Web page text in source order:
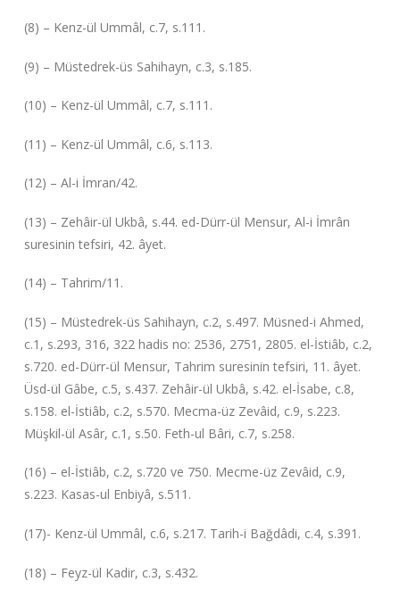
(8) – Kenz-ül Ummâl, c.7, s.111.
(9) – Müstedrek-üs Sahihayn, c.3, s.185.
(10) – Kenz-ül Ummâl, c.7, s.111.
(11) – Kenz-ül Ummâl, c.6, s.113.
(12) – Al-i İmran/42.
(13) – Zehâir-ül Ukbâ, s.44. ed-Dürr-ül Mensur, Al-i İmrân
suresinin tefsiri, 42. âyet.
(14) – Tahrim/11.
(15) – Müstedrek-üs Sahihayn, c.2, s.497. Müsned-i Ahmed,
c.1, s.293, 316, 322 hadis no: 2536, 2751, 2805. el-İstiâb, c.2,
s.720. ed-Dürr-ül Mensur, Tahrim suresinin tefsiri, 11. âyet.
Üsd-ül Gâbe, c.5, s.437. Zehâir-ül Ukbâ, s.42. el-İsabe, c.8,
s.158. el-İstiâb, c.2, s.570. Mecma-üz Zevâid, c.9, s.223.
Müşkil-ül Asâr, c.1, s.50. Feth-ul Bâri, c.7, s.258.
(16) – el-İstiâb, c.2, s.720 ve 750. Mecme-üz Zevâid, c.9,
s.223. Kasas-ul Enbiyâ, s.511.
(17)- Kenz-ül Ummâl, c.6, s.217. Tarih-i Bağdâdi, c.4, s.391.
(18) – Feyz-ül Kadir, c.3, s.432.